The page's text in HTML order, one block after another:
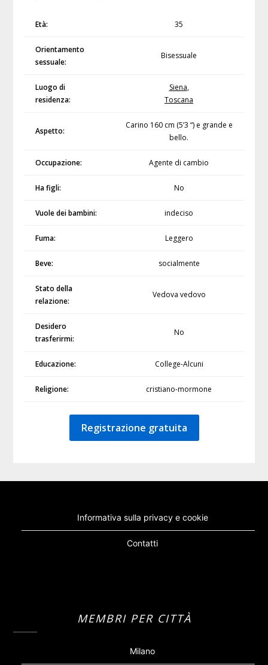
Età: 35
Orientamento
sessuale:
Bisessuale
Luogo di
residenza:
Siena,
Toscana
Aspetto:
Carino 160 cm (5’3 “) e grande e
bello.
Occupazione: Agente di cambio
Ha figli: No
Vuole dei bambini: indeciso
Fuma: Leggero
Beve: socialmente
Stato della
relazione:
Vedova vedovo
Desidero
trasferirmi:
No
Educazione: College-Alcuni
Religione: cristiano-mormone
Registrazione gratuita
Informativa sulla privacy e cookie
Contatti
MEMBRI PER CITTÀ
Milano